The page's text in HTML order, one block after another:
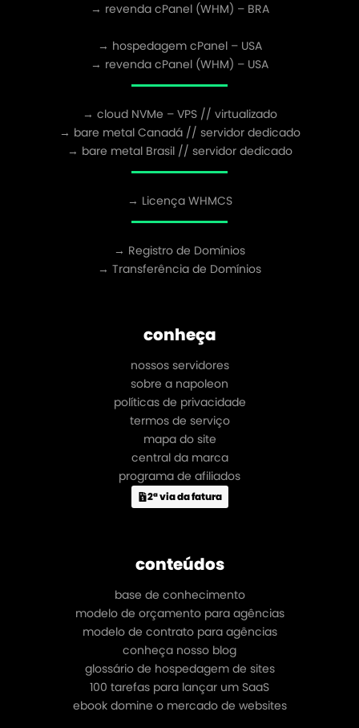
→ revenda cPanel (WHM) – BRA
→ hospedagem cPanel – USA
→ revenda cPanel (WHM) – USA
→ cloud NVMe – VPS // virtualizado
→ bare metal Canadá // servidor dedicado
→ bare metal Brasil // servidor dedicado
→ Licença WHMCS
→ Registro de Domínios
→ Transferência de Domínios
conheça
nossos servidores
sobre a napoleon
políticas de privacidade
termos de serviço
mapa do site
central da marca
programa de afiliados
2ª via da fatura
conteúdos
base de conhecimento
modelo de orçamento para agências
modelo de contrato para agências
conheça nosso blog
glossário de hospedagem de sites
100 tarefas para lançar um SaaS
ebook domine o mercado de websites